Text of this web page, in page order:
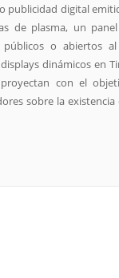
publicidad digital
de plasma, un
públicos o abiertos
dinámicos en
con el
sobre la